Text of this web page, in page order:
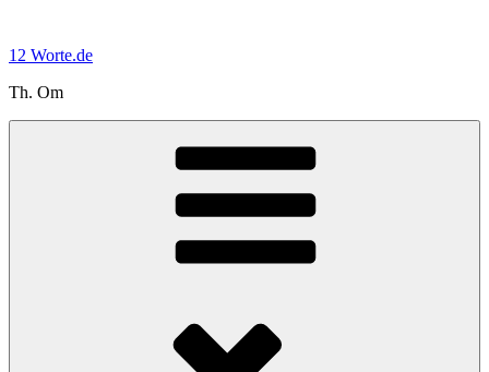
springen
12 Worte.de
Th. Om